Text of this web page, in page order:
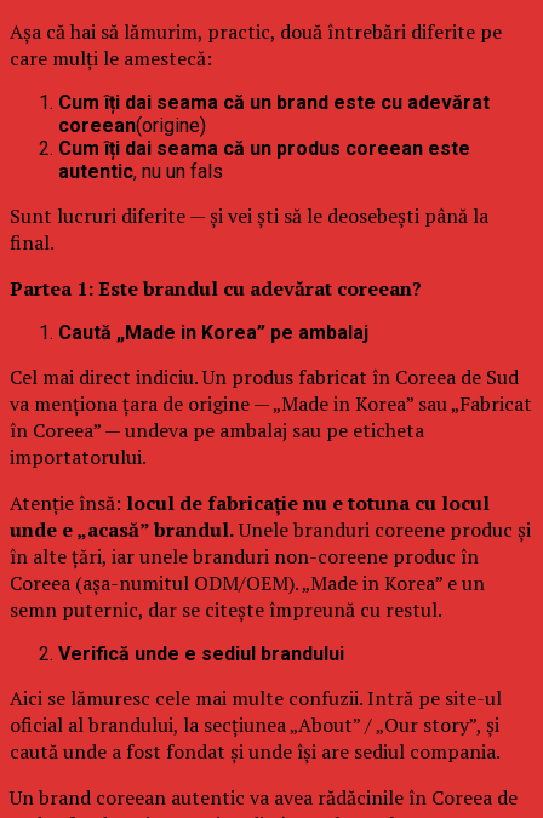
Așa că hai să lămurim, practic, două întrebări diferite pe
care mulți le amestecă:
Cum îți dai seama că un brand este cu adevărat
coreean(origine)
Cum îți dai seama că un produs coreean este
autentic, nu un fals
Sunt lucruri diferite — și vei ști să le deosebești până la
final.
Partea 1: Este brandul cu adevărat coreean?
Caută „Made in Korea” pe ambalaj
Cel mai direct indiciu. Un produs fabricat în Coreea de Sud
va menționa țara de origine — „Made in Korea” sau „Fabricat
în Coreea” — undeva pe ambalaj sau pe eticheta
importatorului.
Atenție însă: locul de fabricație nu e totuna cu locul
unde e „acasă” brandul.Unele branduri coreene produc și
în alte țări, iar unele branduri non-coreene produc în
Coreea (așa-numitul ODM/OEM). „Made in Korea” e un
semn puternic, dar se citește împreună cu restul.
Verifică unde e sediul brandului
Aici se lămuresc cele mai multe confuzii. Intră pe site-ul
oficial al brandului, la secțiunea „About” / „Our story”, și
caută unde a fost fondat și unde își are sediul compania.
Un brand coreean autentic va avea rădăcinile în Coreea de